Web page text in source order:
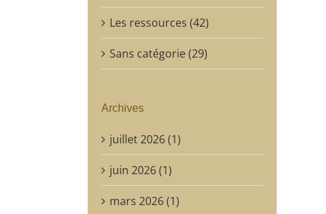
Les ressources (42)
Sans catégorie (29)
Archives
juillet 2026 (1)
juin 2026 (1)
mars 2026 (1)